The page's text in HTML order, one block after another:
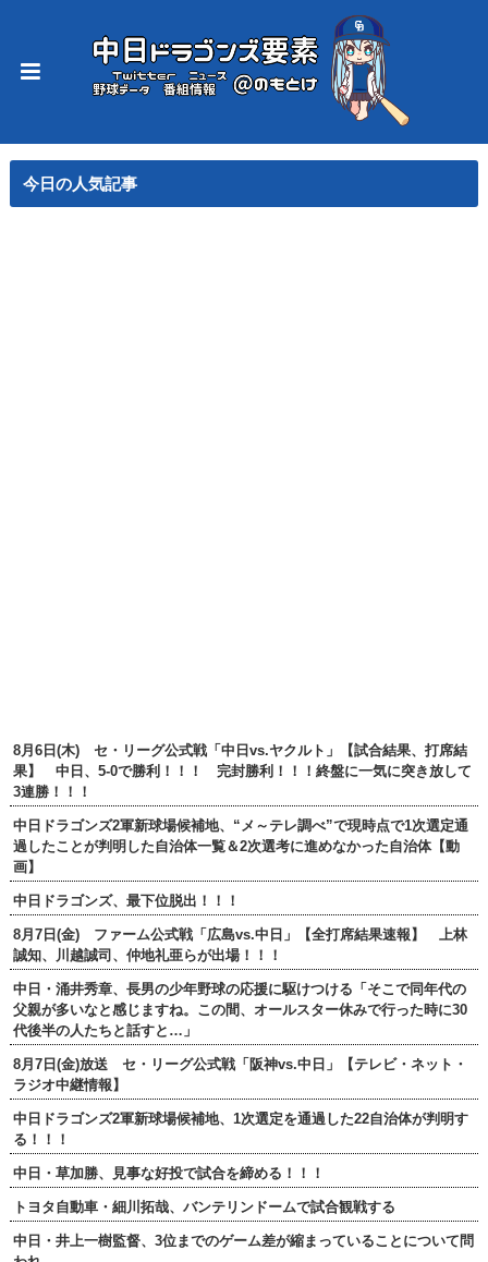
今日の人気記事
8月6日(木) セ・リーグ公式戦「中日vs.ヤクルト」【試合結果、打席結
果】 中日、5-0で勝利！！！ 完封勝利！！！終盤に一気に突き放して
3連勝！！！
中日ドラゴンズ2軍新球場候補地、“メ～テレ調べ”で現時点で1次選定通
過したことが判明した自治体一覧＆2次選考に進めなかった自治体【動
画】
中日ドラゴンズ、最下位脱出！！！
8月7日(金) ファーム公式戦「広島vs.中日」【全打席結果速報】 上林
誠知、川越誠司、仲地礼亜らが出場！！！
中日・涌井秀章、長男の少年野球の応援に駆けつける「そこで同年代の
父親が多いなと感じますね。この間、オールスター休みで行った時に30
代後半の人たちと話すと…」
8月7日(金)放送 セ・リーグ公式戦「阪神vs.中日」【テレビ・ネット・
ラジオ中継情報】
中日ドラゴンズ2軍新球場候補地、1次選定を通過した22自治体が判明す
る！！！
中日・草加勝、見事な好投で試合を締める！！！
トヨタ自動車・細川拓哉、バンテリンドームで試合観戦する
中日・井上一樹監督、3位までのゲーム差が縮まっていることについて問